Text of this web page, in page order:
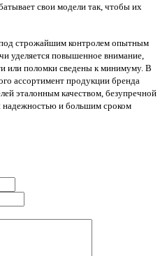
свои модели так, чтобы их
под строжайшим контролем опытным
уделяется повышенное внимание,
или поломки сведены к минимуму. В
ассортимент продукции бренда
эталонным качеством, безупречной
надежностью и большим сроком